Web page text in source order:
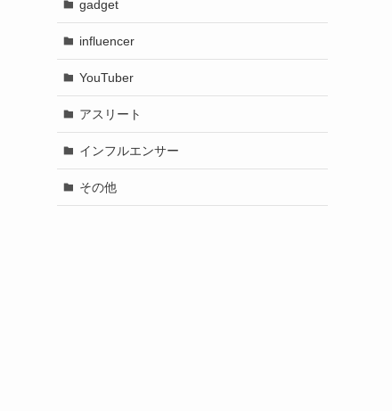
gadget
influencer
YouTuber
アスリート
インフルエンサー
その他